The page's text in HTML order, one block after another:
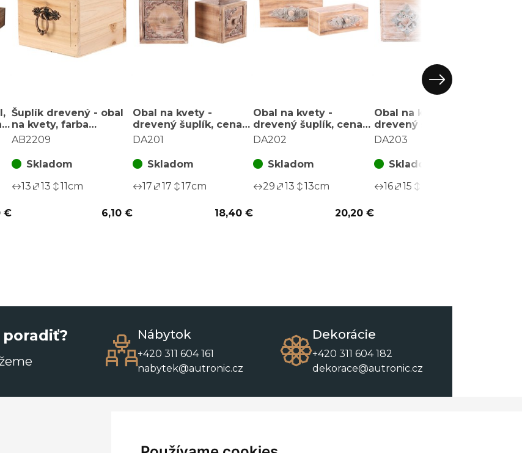
€
Šuplík drevený - obal
na kvety, farba
prírodná
AB2209
Skladom
13
13 11cm
6,10 €
Obal na kvety -
drevený šuplík, cena
za sadu 2 ks
DA201
Skladom
17
17 17cm
18,40 €
Obal na kvety -
drevený šuplík, cena
za sadu 2 ks
DA202
Skladom
29
13 13cm
20,20 €
Obal na kvety -
drevený šuplík, cena
za sadu 2 ks
DA203
Skladom
16
15
Nábytok
+420 311 604 161
nabytek@autronic.cz
Dekorácie
+420 311 604 182
dekorace@autronic.cz
Kontakty